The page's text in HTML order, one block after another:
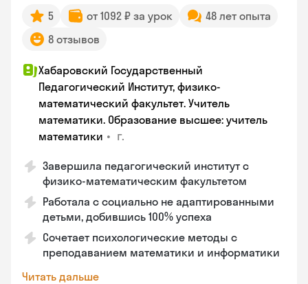
5 от 1092 ₽ за урок
48 лет опыта
8 отзывов
Хабаровский Государственный
Педагогический Институт, физико-
математический факультет. Учитель
математики. Образование высшее: учитель
математики • г.
Завершила педагогический институт с
физико-математическим факультетом
Работала с социально не адаптированными
детьми, добившись 100% успеха
Сочетает психологические методы с
преподаванием математики и информатики
Читать дальше